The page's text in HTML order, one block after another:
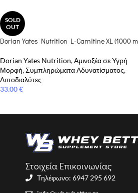
SOLD
OUT
Dorian Yates Nutrition L-Carnitine XL (1000
Dorian Yates Nutrition,Αμινοξέα σε Υγρή
Μορφή,Συμπληρώματα Αδυνατίσματος,
Λιποδιαλύτες
33.00€
Στοιχεία Επικοινωνίας
Τηλέφωνο: 6947 295 692